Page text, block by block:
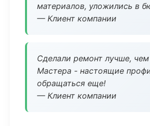
материалов, уложились в
— Клиент компании
Сделали ремонт лучше,
Мастера - настоящие
обращаться еще!
— Клиент компании